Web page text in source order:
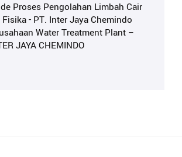
Proses Pengolahan Limbah Cair
Fisika - PT. Inter Jaya Chemindo
Water Treatment Plant –
JAYA CHEMINDO